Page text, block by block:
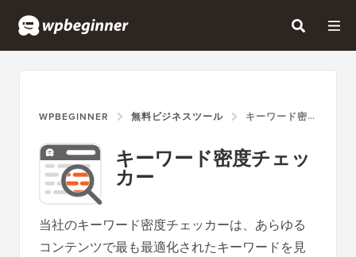
WPBEGINNER 無料ビジネスツール キーワード密度を分析し、過剰最適化を修正し、競合他社を分析する方法
キーワード密度チェッ
カー
当社のキーワード密度チェッカーは、あらゆる
コンテンツで最も最適化されたキーワードを見